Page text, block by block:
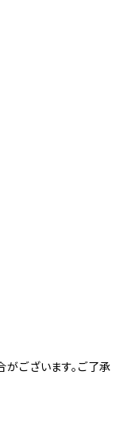
ございます。ご了承